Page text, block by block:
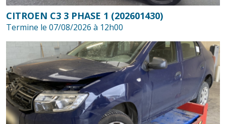
CITROEN C3 3 PHASE 1 (202601430)
Termine le 07/08/2026 à 12h00